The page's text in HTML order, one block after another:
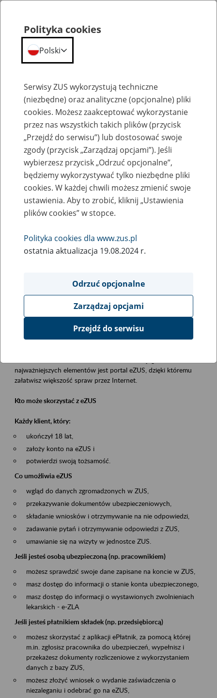
Szkolenia
Zaproś ZUS do siebie - zakładanie profili
eZUS w siedzibie Twojej firmy
Rodzaj wydarzenia
Szkolenia
Obszar merytoryczny
obsługa klientów
Opis wydarzenia
Platforma Usług Elektronicznych eZUS
najważniejszych elementów jest portal eZUS, dzięki któremu
załatwisz większość spraw przez Internet.
Kto może skorzystać z eZUS
Każdy klient, który:
ukończył 18 lat,
założy konto na eZUS i
potwierdzi swoją tożsamość.
Co umożliwia eZUS
wgląd do danych zgromadzonych w ZUS,
przekazywanie dokumentów ubezpieczeniowych,
składanie wniosków i otrzymywanie na nie odpowiedzi,
zadawanie pytań i otrzymywanie odpowiedzi z ZUS,
umawianie się na wizyty w jednostce ZUS.
Jeśli jesteś osobą ubezpieczoną (np. pracownikiem)
możesz sprawdzić swoje dane zapisane na koncie w ZUS,
masz dostęp do informacji o stanie konta ubezpieczonego,
masz dostęp do informacji o wystawionych zwolnieniach
lekarskich - e-ZLA
Jeśli jesteś płatnikiem składek (np. przedsiębiorcą)
możesz skorzystać z aplikacji ePłatnik, za pomocą której
m.in. zgłosisz pracownika do ubezpieczeń, wypełnisz i
przekażesz dokumenty rozliczeniowe z wykorzystaniem
danych z bazy ZUS,
możesz złożyć wniosek o wydanie zaświadczenia o
niezaleganiu i odebrać go na eZUS,
Polityka cookies
Polski
Serwisy ZUS wykorzystują techniczne
(niezbędne) oraz analityczne (opcjonalne) pliki
cookies. Możesz zaakceptować wykorzystanie
przez nas wszystkich takich plików (przycisk
„Przejdź do serwisu”) lub dostosować swoje
zgody (przycisk „Zarządzaj opcjami”). Jeśli
wybierzesz przycisk „Odrzuć opcjonalne”,
będziemy wykorzystywać tylko niezbędne pliki
cookies. W każdej chwili możesz zmienić swoje
ustawienia. Aby to zrobić, kliknij „Ustawienia
plików cookies” w stopce.
Polityka cookies dla www.zus.pl
ostatnia aktualizacja 19.08.2024 r.
Odrzuć opcjonalne
Zarządzaj opcjami
Przejdź do serwisu